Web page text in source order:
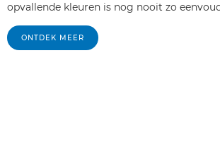
opvallende kleuren is nog nooit zo
ONTDEK MEER